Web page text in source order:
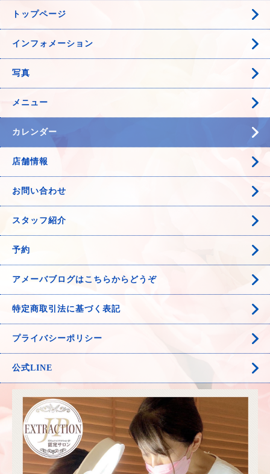
トップページ
インフォメーション
写真
メニュー
カレンダー
店舗情報
お問い合わせ
スタッフ紹介
予約
アメーバブログはこちらからどうぞ
特定商取引法に基づく表記
プライバシーポリシー
公式LINE